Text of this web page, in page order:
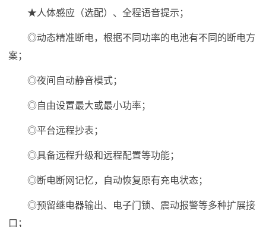
★人体感应（选配）、全程语音提示；
◎动态精准断电，根据不同功率的电池有不同的断电方
案；
◎夜间自动静音模式；
◎自由设置最大或最小功率；
◎平台远程抄表；
◎具备远程升级和远程配置等功能；
◎断电断网记忆，自动恢复原有充电状态；
◎预留继电器输出、电子门锁、震动报警等多种扩展接
口；